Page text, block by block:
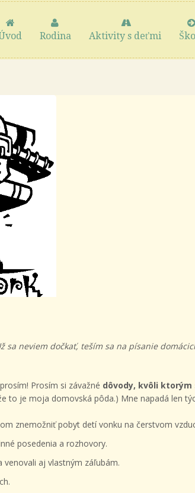
Rodina Aktivity s deťmi
sa neviem dočkať, teším sa na písanie
Prosím si závažné dôvody, kvôli ktorým
to je moja domovská pôda.) Mne napadá len
znemožniť pobyt detí vonku na čerstvom
posedenia a rozhovory.
aj vlastným záľubám.